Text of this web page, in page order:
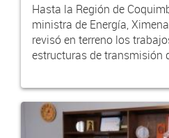
Hasta la Región de
ministra de Energía,
revisó en terreno los
estructuras de transmisión